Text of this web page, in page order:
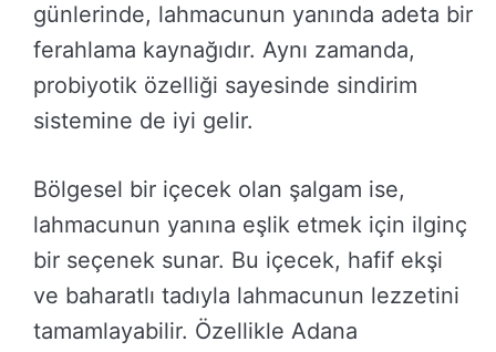
günlerinde, lahmacunun yanında adeta bir
ferahlama kaynağıdır. Aynı zamanda,
probiyotik özelliği sayesinde sindirim
sistemine de iyi gelir.
Bölgesel bir içecek olan şalgam ise,
lahmacunun yanına eşlik etmek için ilginç
bir seçenek sunar. Bu içecek, hafif ekşi
ve baharatlı tadıyla lahmacunun lezzetini
tamamlayabilir. Özellikle Adana